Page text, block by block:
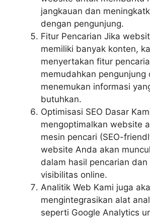
jangkauan dan
dengan pengunjung.
Fitur Pencarian Jika
memiliki banyak konten,
menyertakan fitur
memudahkan pengunjung
menemukan informasi
butuhkan.
Optimisasi SEO Dasar
mengoptimalkan website
mesin pencari (SEO-
website Anda akan
dalam hasil pencarian
visibilitas online.
Analitik Web Kami juga
mengintegrasikan alat
seperti Google Analytics